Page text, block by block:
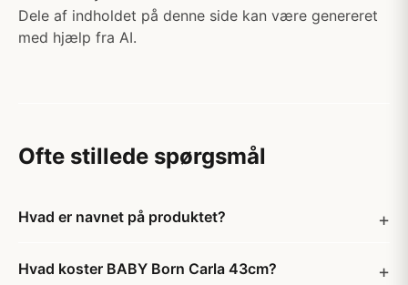
Dele af indholdet på denne side kan være genereret
med hjælp fra AI.
Ofte stillede spørgsmål
Hvad er navnet på produktet?
Hvad koster BABY Born Carla 43cm?